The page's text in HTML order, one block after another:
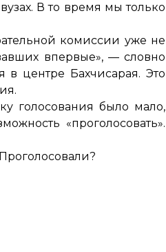
В то время мы только
комиссии уже не
впервые», — словно
в центре Бахчисарая. Это
голосования было мало,
«проголосовать».